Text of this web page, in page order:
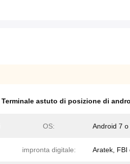
Terminale astuto di posizione di
OS: Android 7 o
impronta digitale: Aratek, FBI